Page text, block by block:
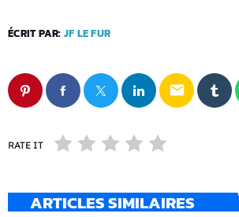
ÉCRIT PAR: JF LE FUR
email
RATE IT
ARTICLES SIMILAIRES